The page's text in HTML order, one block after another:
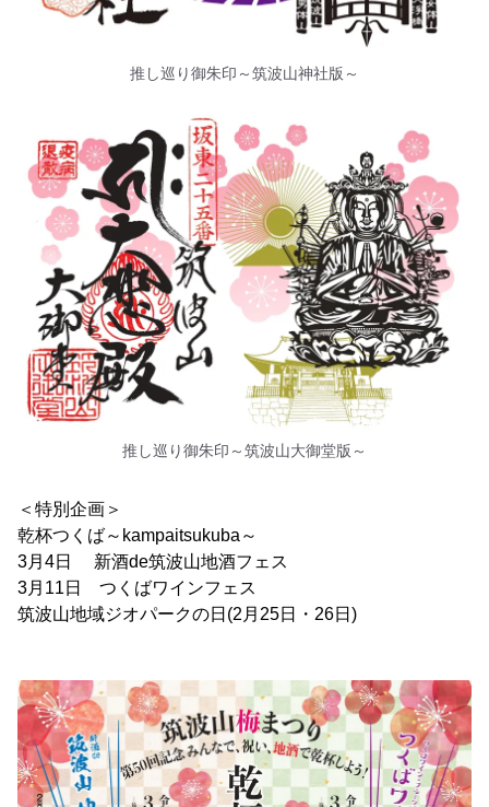
推し巡り御朱印～筑波山神社版～
推し巡り御朱印～筑波山大御堂版～
＜特別企画＞
乾杯つくば～kampaitsukuba～
3月4日 新酒de筑波山地酒フェス
3月11日 つくばワインフェス
筑波山地域ジオパークの日(2月25日・26日)